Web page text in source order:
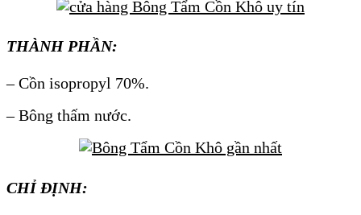
THÀNH PHẦN:
– Cồn isopropyl 70%.
– Bông thấm nước.
CHỈ ĐỊNH: